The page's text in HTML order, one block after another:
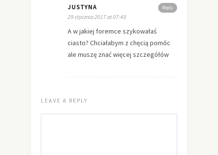
Reply
JUSTYNA
29 stycznia 2017 at 07:43
A w jakiej foremce szykowałaś
ciasto? Chciałabym z chęcią pomóc
ale muszę znać więcej szczegółów
LEAVE A REPLY